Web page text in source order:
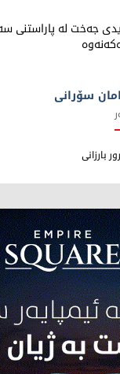
جەخت لە پاراستنی
سۆرانی
بارزانی